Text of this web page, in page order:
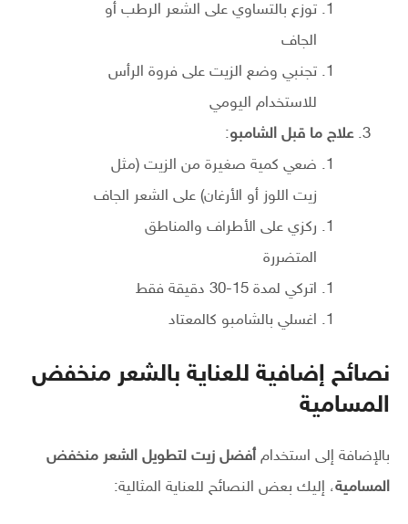
توزع بالتساوي على الشعر الرطب أو
الجاف
تجنبي وضع الزيت على فروة الرأس
للاستخدام اليومي
علاج ما قبل الشامبو:
ضعي كمية صغيرة من الزيت (مثل
زيت اللوز أو الأرغان) على الشعر الجاف
ركزي على الأطراف والمناطق
المتضررة
اتركي لمدة 15-30 دقيقة فقط
اغسلي بالشامبو كالمعتاد
نصائح إضافية للعناية بالشعر منخفض
المسامية
بالإضافة إلى استخدام أفضل زيت لتطويل الشعر منخفض
المسامية، إليك بعض النصائح للعناية المثالية: